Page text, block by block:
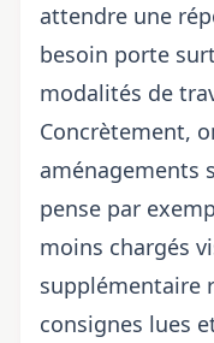
attendre une
besoin porte
modalités de
Concrètement,
aménagements
pense par
moins chargés
supplémentaire
consignes lues